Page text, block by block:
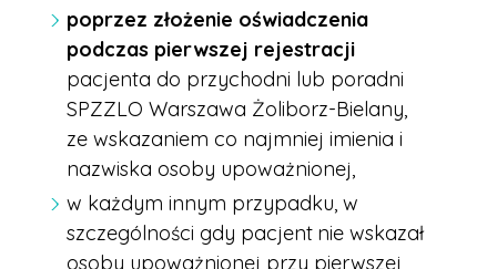
poprzez złożenie oświadczenia
podczas pierwszej rejestracji
pacjenta do przychodni lub poradni
SPZZLO Warszawa Żoliborz-Bielany,
ze wskazaniem co najmniej imienia i
nazwiska osoby upoważnionej,
w każdym innym przypadku, w
szczególności gdy pacjent nie wskazał
osoby upoważnionej przy pierwszej